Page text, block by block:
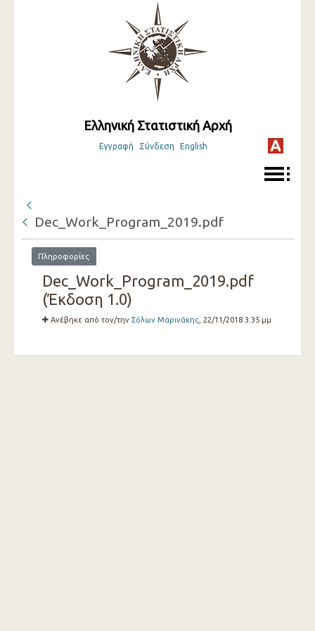
Ελληνική Στατιστική Αρχή
Εγγραφή Σύνδεση English
Dec_Work_Program_2019.pdf
Πληροφορίες
Dec_Work_Program_2019.pdf
(Έκδοση 1.0)
Ανέβηκε από τον/την Σόλων Μαρινάκης, 22/11/2018 3:35 μμ